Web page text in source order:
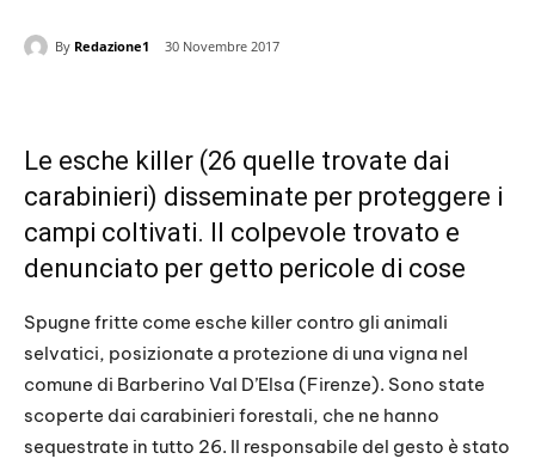
By Redazione1 30 Novembre 2017
Le esche killer (26 quelle trovate dai
carabinieri) disseminate per proteggere i
campi coltivati. Il colpevole trovato e
denunciato per getto pericole di cose
Spugne fritte come esche killer contro gli animali
selvatici, posizionate a protezione di una vigna nel
comune di Barberino Val D’Elsa (Firenze). Sono state
scoperte dai carabinieri forestali, che ne hanno
sequestrate in tutto 26. Il responsabile del gesto è stato